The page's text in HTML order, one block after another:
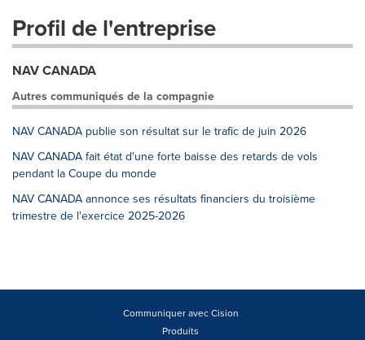
Profil de l'entreprise
NAV CANADA
Autres communiqués de la compagnie
NAV CANADA publie son résultat sur le trafic de juin 2026
NAV CANADA fait état d'une forte baisse des retards de vols
pendant la Coupe du monde
NAV CANADA annonce ses résultats financiers du troisième
trimestre de l'exercice 2025-2026
Communiquer avec Cision
Produits